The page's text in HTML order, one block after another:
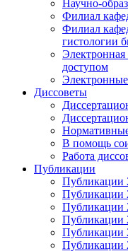
Научно-
Филиал
Филиал
гистологии
доступом
Диссоветы
В помощь
Работа
Публикации
Публикации
Публикации
Публикации
Публикации
Публикации
Публикации